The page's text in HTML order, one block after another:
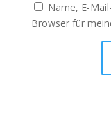
Name, E-
Browser für